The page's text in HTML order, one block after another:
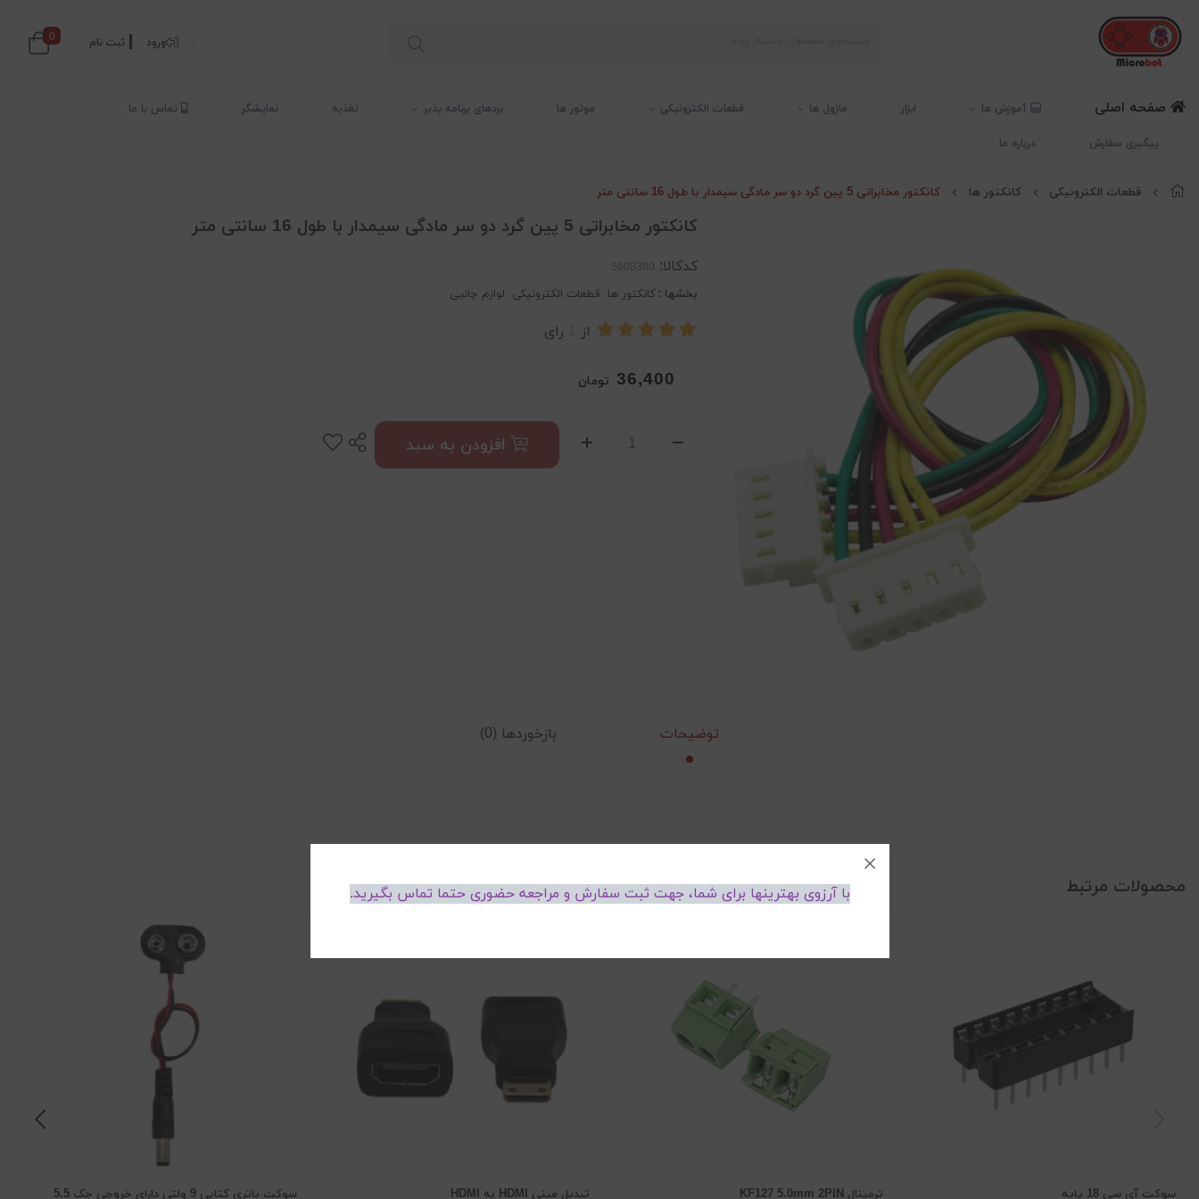
ورود ثبت نام 0
صفحه اصلی آموزش ها ابزار ماژول ها قطعات الکترونیکی موتور ها بردهای برنامه پذیر تغذیه نمایشگر تماس با ما
پیگیری سفارش درباره ما
قطعات الکترونیکی کانکتور ها کانکتور مخابراتی 5 پین گرد دو سر مادگی سیمدار با طول 16 سانتی متر
کانکتور مخابراتی 5 پین گرد دو سر مادگی سیمدار با طول 16 سانتی متر
کدکالا:
بخشها :کانکتور ها قطعات الکترونیکی لوازم جانبی
از رای
36,400 تومان
افزودن به سبد
توضیحات بازخوردها (0)
محصولات مرتبط
سوکت آی سی 18 پایه ترمینال KF127 5.0mm 2PIN تبدیل مینی HDMI به HDMI
سوکت باتری کتابی 9 ولتی دارای خروجی جک 5.5
با آرزوی بهترینها برای شما، جهت ثبت سفارش و مراجعه حضوری حتما تماس بگیرید.